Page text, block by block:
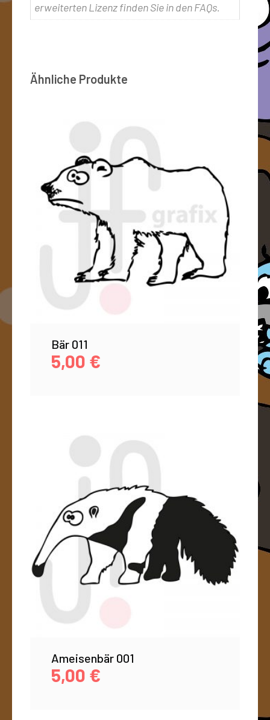
erweiterten Lizenz finden Sie in den FAQs.
Ähnliche Produkte
Bär 011
5,00 €
Ameisenbär 001
5,00 €